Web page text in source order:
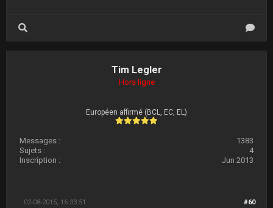
Tim Legler
Hors ligne
Européen affirmé (BCL, EC, EL)
Messages :
1383
Sujets :
4
Inscription :
Jun 2013
#60
02-08-2015, 16:33:51